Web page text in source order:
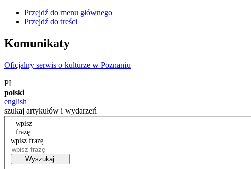
Przejdź do menu głównego
Przejdź do treści
Komunikaty
Oficjalny serwis o kulturze w Poznaniu
|
PL
polski
english
szukaj artykułów i wydarzeń
wpisz
frazę
wpisz frazę
Wyszukaj